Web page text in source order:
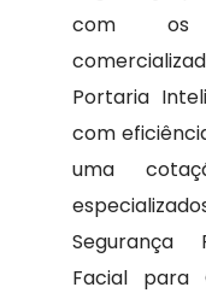
com os
Portaria
com
uma
Segurança
Facial para